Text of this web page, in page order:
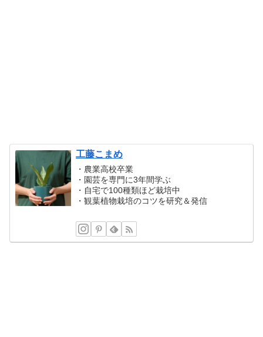
工藤こまめ
・農業高校卒業
・園芸を専門に3年間学ぶ
・自宅で100種類ほど栽培中
・観葉植物栽培のコツを研究＆発信